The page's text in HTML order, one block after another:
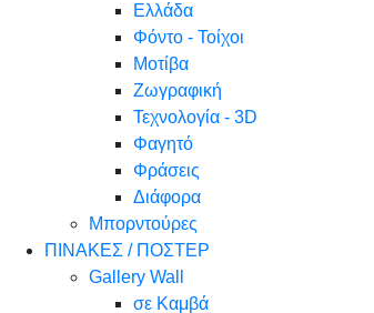
Ελλάδα
Φόντο - Τοίχοι
Μοτίβα
Ζωγραφική
Τεχνολογία - 3D
Φαγητό
Φράσεις
Διάφορα
Μπορντούρες
ΠΙΝΑΚΕΣ / ΠΟΣΤΕΡ
Gallery Wall
σε Καμβά